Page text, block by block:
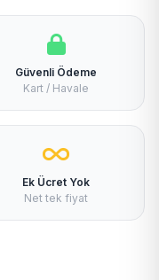
Güvenli Ödeme
Kart / Havale
Ek Ücret Yok
Net tek fiyat